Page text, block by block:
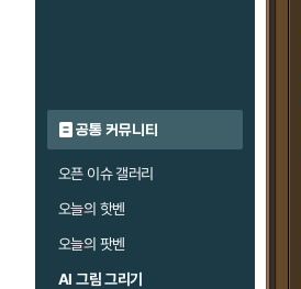
공통 커뮤니티
오픈 이슈 갤러리
오늘의 핫벤
오늘의 팟벤
AI 그림 그리기